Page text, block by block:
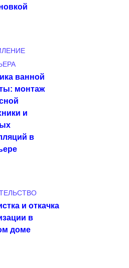
ванной
монтаж
и
в
и откачка
в
доме